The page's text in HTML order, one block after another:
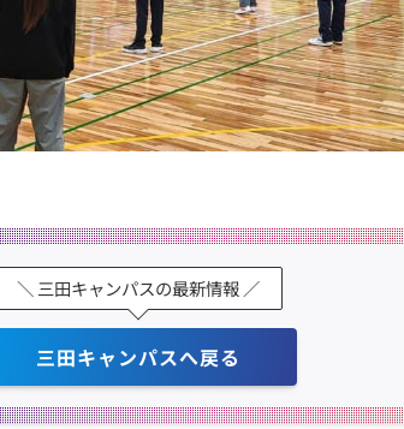
＼ 三田キャンパスの最新情報 ／
三田キャンパスへ戻る